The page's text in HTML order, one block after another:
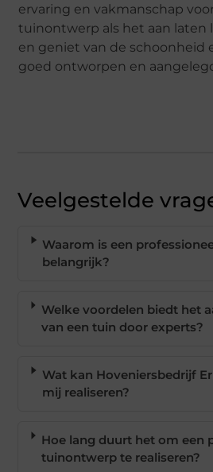
ervaring en vakmanschap
tuinontwerp als het aan laten
en geniet van de schoonheid
goed ontworpen en
Veelgestelde
Waarom is een
belangrijk?
Welke voordelen biedt het
van een tuin door experts?
Wat kan Hoveniersbedrijf
mij realiseren?
Hoe lang duurt het om een
tuinontwerp te realiseren?